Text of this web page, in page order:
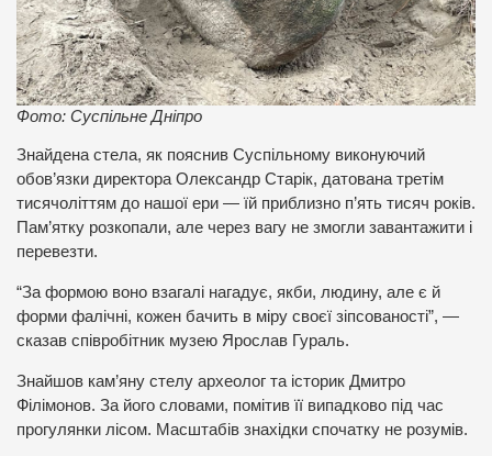
Фото: Суспільне Дніпро
Знайдена стела, як пояснив Суспільному виконуючий
обов’язки директора Олександр Старік, датована третім
тисячоліттям до нашої ери — їй приблизно п’ять тисяч років.
Пам’ятку розкопали, але через вагу не змогли завантажити і
перевезти.
“За формою воно взагалі нагадує, якби, людину, але є й
форми фалічні, кожен бачить в міру своєї зіпсованості”, —
сказав співробітник музею Ярослав Гураль.
Знайшов кам’яну стелу археолог та історик Дмитро
Філімонов. За його словами, помітив її випадково під час
прогулянки лісом. Масштабів знахідки спочатку не розумів.